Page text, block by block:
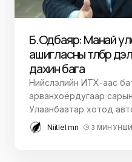
Б.Одбаяр: Манай
ашигласны төлбөр
дахин бага
Нийслэлийн ИТХ-аас
арванхоёрдугаар
Улаанбаатар хотод
Niitlel.mn 3 МИН